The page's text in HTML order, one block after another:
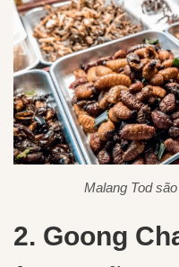
Malang Tod
2. Goong